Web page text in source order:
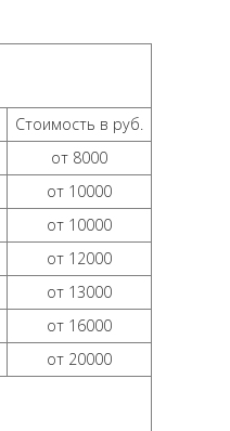
Стоимость в руб.
от 8000
от 10000
от 10000
от 12000
от 13000
от 16000
от 20000